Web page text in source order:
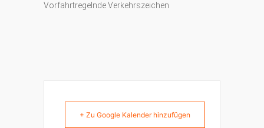
Vorfahrtregelnde Verkehrszeichen
+ Zu Google Kalender hinzufügen